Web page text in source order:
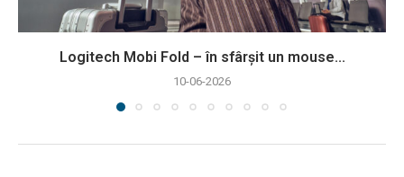
Logitech Mobi Fold – în sfârșit un mouse...
10-06-2026